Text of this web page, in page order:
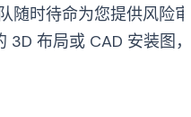
随时待命为您提供风险审
3D 布局或 CAD 安装图，